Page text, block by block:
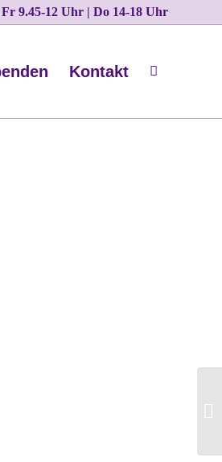
9.45-12 Uhr | Do 14-18 Uhr
Kontakt